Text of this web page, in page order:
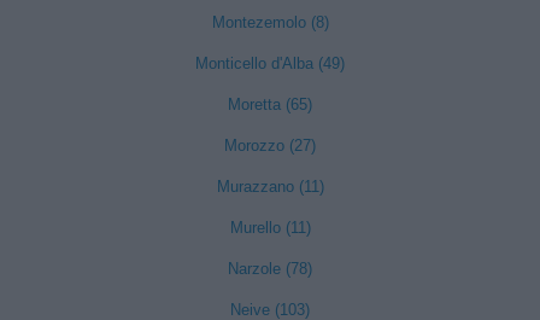
Montezemolo (8)
Monticello d'Alba (49)
Moretta (65)
Morozzo (27)
Murazzano (11)
Murello (11)
Narzole (78)
Neive (103)